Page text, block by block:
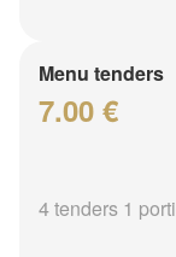
Menu tenders
7.00 €
4 tenders 1